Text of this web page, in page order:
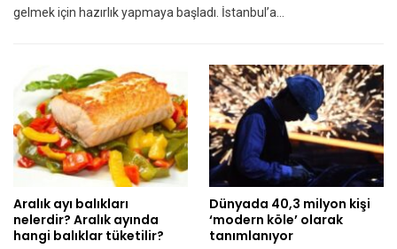
gelmek için hazırlık yapmaya başladı. İstanbul’a…
Aralık ayı balıkları
nelerdir? Aralık ayında
hangi balıklar tüketilir?
Dünyada 40,3 milyon kişi
‘modern köle’ olarak
tanımlanıyor